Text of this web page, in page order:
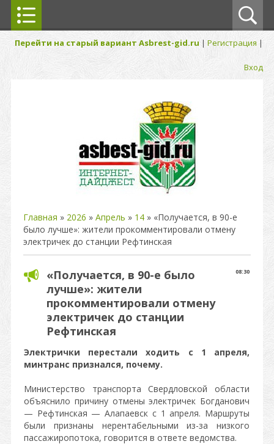
Перейти на старый вариант Asbrest-gid.ru | Регистрация |
Вход
Главная » 2026 » Апрель » 14 » «Получается, в 90-е
было лучше»: жители прокомментировали отмену
электричек до станции Рефтинская
08:30
«Получается, в 90-е было
лучше»: жители
прокомментировали отмену
электричек до станции
Рефтинская
Электрички перестали ходить с 1 апреля,
минтранс признался, почему.
Министерство транспорта Свердловской области
объяснило причину отмены электричек Богданович
— Рефтинская — Алапаевск с 1 апреля. Маршруты
были признаны нерентабельными из-за низкого
пассажиропотока, говорится в ответе ведомства.